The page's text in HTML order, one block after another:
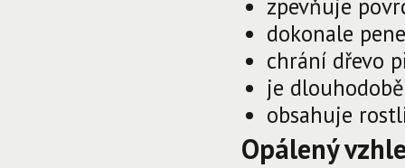
zpevňuje
dokonale
chrání dřevo
je
obsahuje
Opálený